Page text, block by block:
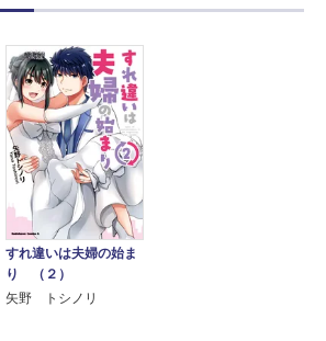
すれ違いは夫婦の始ま
り （２）
矢野 トシノリ